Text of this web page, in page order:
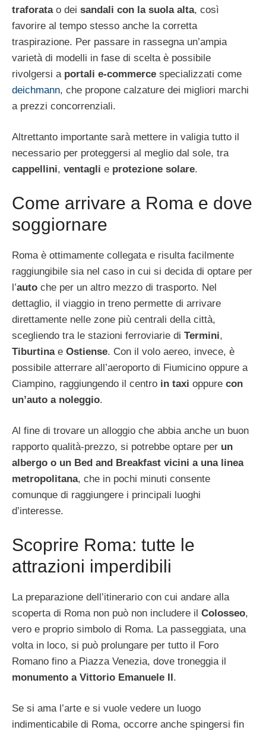
traforata o dei sandali con la suola alta, così
favorire al tempo stesso anche la corretta
traspirazione. Per passare in rassegna un’ampia
varietà di modelli in fase di scelta è possibile
rivolgersi a portali e-commerce specializzati come
deichmann, che propone calzature dei migliori marchi
a prezzi concorrenziali.
Altrettanto importante sarà mettere in valigia tutto il
necessario per proteggersi al meglio dal sole, tra
cappellini, ventagli e protezione solare.
Come arrivare a Roma e dove
soggiornare
Roma è ottimamente collegata e risulta facilmente
raggiungibile sia nel caso in cui si decida di optare per
l’auto che per un altro mezzo di trasporto. Nel
dettaglio, il viaggio in treno permette di arrivare
direttamente nelle zone più centrali della città,
scegliendo tra le stazioni ferroviarie di Termini,
Tiburtinae Ostiense. Con il volo aereo, invece, è
possibile atterrare all’aeroporto di Fiumicino oppure a
Ciampino, raggiungendo il centro in taxi oppure con
un’auto a noleggio.
Al fine di trovare un alloggio che abbia anche un buon
rapporto qualità-prezzo, si potrebbe optare per un
albergo o un Bed and Breakfast vicini a una linea
metropolitana, che in pochi minuti consente
comunque di raggiungere i principali luoghi
d’interesse.
Scoprire Roma: tutte le
attrazioni imperdibili
La preparazione dell’itinerario con cui andare alla
scoperta di Roma non può non includere il Colosseo,
vero e proprio simbolo di Roma. La passeggiata, una
volta in loco, si può prolungare per tutto il Foro
Romano fino a Piazza Venezia, dove troneggia il
monumento a Vittorio Emanuele II.
Se si ama l’arte e si vuole vedere un luogo
indimenticabile di Roma, occorre anche spingersi fin